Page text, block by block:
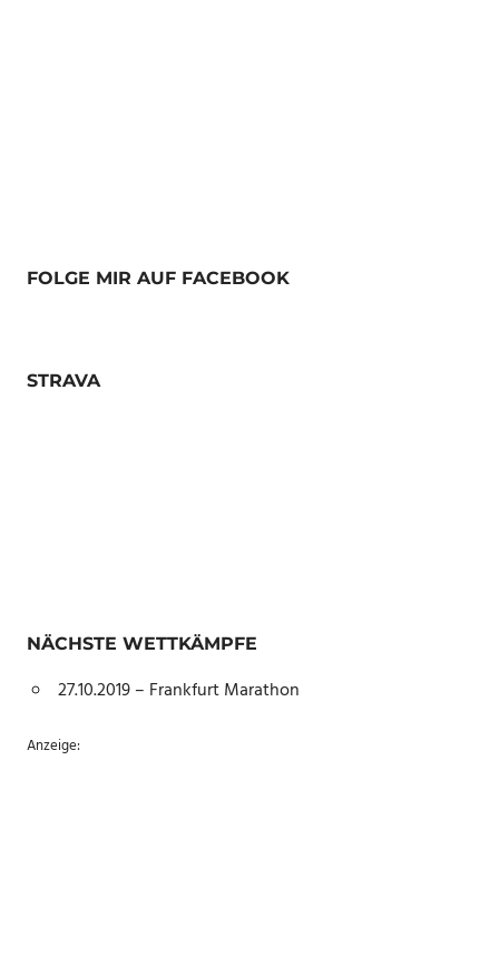
FOLGE MIR AUF FACEBOOK
STRAVA
NÄCHSTE WETTKÄMPFE
27.10.2019 – Frankfurt Marathon
Anzeige: